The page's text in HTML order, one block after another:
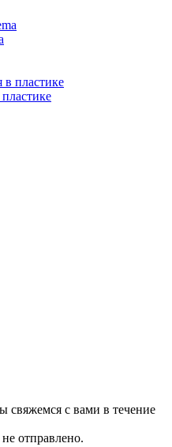
с вами в течение
отправлено.